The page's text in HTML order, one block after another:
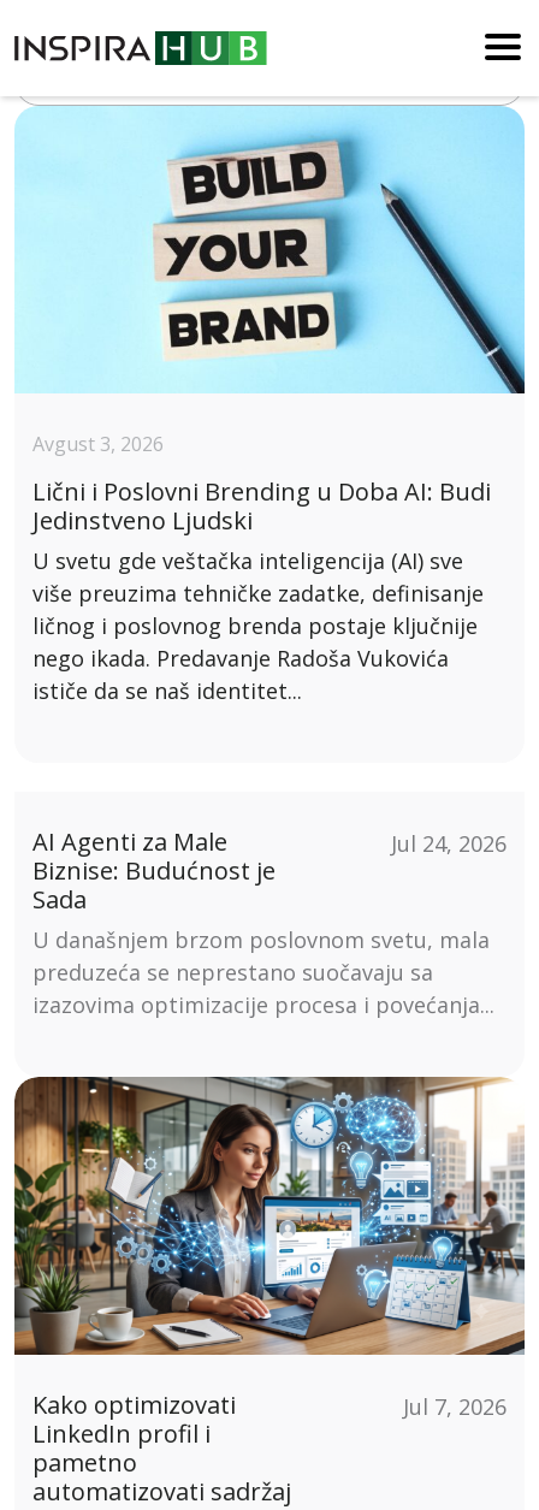
Blog
Avgust 3, 2026
Lični i Poslovni Brending u Doba AI: Budi
Jedinstveno Ljudski
U svetu gde veštačka inteligencija (AI) sve
više preuzima tehničke zadatke, definisanje
ličnog i poslovnog brenda postaje ključnije
nego ikada. Predavanje Radoša Vukovića
ističe da se naš identitet...
AI Agenti za Male
Biznise: Budućnost je
Sada
Jul 24, 2026
U današnjem brzom poslovnom svetu, mala
preduzeća se neprestano suočavaju sa
izazovima optimizacije procesa i povećanja...
Kako optimizovati
LinkedIn profil i
pametno
automatizovati sadržaj
Jul 7, 2026